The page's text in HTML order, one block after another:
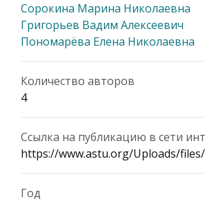
Сорокина Марина Николаевна
Григорьев Вадим Алексеевич
Пономарёва Елена Николаевна
Количество авторов
4
Ссылка на публикацию в сети
https://www.astu.org/Uploads/files/
Год